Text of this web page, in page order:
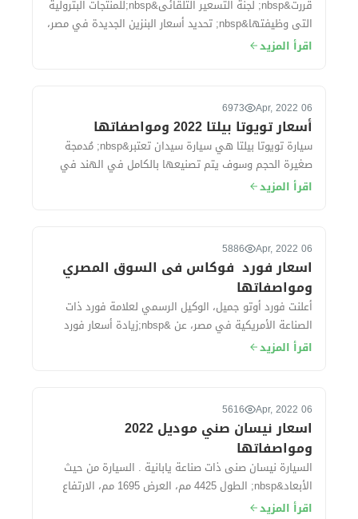
قررت&nbsp; لجنة التسعير التلقائى&nbsp;للمنتجات البترولية
التى وظيفتها&nbsp; تحديد أسعار البنزين الجديدة في مصر،
وقد تهدف لجنة التسعير إلى تح...
اقرأ المزيد
06 Apr, 2022
6973
أسعار تويوتا بيلتا 2022 ومواصفاتها
سيارة تويوتا بيلتا هي سيارة سيدان تعتبر&nbsp; مُدمجة
صغيرة الحجم وسوف يتم تصنيعها بالكامل في الهند في
مصانع شركة سوزوكى ، حيث&nbsp; تُقدم ال...
اقرأ المزيد
06 Apr, 2022
5886
اسعار فورد فوكاس فى السوق المصري
ومواصفاتها
أعلنت فورد أوتو جميل، الوكيل الرسمي لعلامة فورد ذات
الصناعة الأمريكية في مصر، عن &nbsp;زيادة أسعار فورد
فوكاس موديل 2022 بقيمة 50 ألف جنيه خ...
اقرأ المزيد
06 Apr, 2022
5616
اسعار نيسان صني موديل 2022
ومواصفاتها
السيارة نيسان صنى ذات صناعة يابانية . السيارة من حيث
الأبعاد&nbsp; الطول 4425 مم، العرض 1695 مم، الارتفاع
1500 مم، قاعدة العجلات 260...
اقرأ المزيد